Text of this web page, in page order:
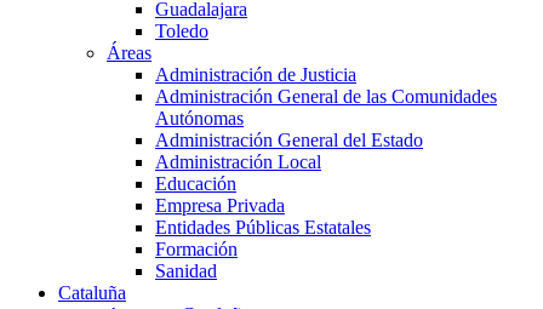
Guadalajara
Toledo
Áreas
Administración de Justicia
Administración General de las Comunidades
Autónomas
Administración General del Estado
Administración Local
Educación
Empresa Privada
Entidades Públicas Estatales
Formación
Sanidad
Cataluña